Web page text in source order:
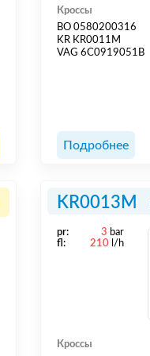
Кроссы
BO 0580200316
KR KR0011M
VAG 6C0919051B
Подробнее
KR0013M
pr: 3 bar
fl:
210 l/h
Кроссы